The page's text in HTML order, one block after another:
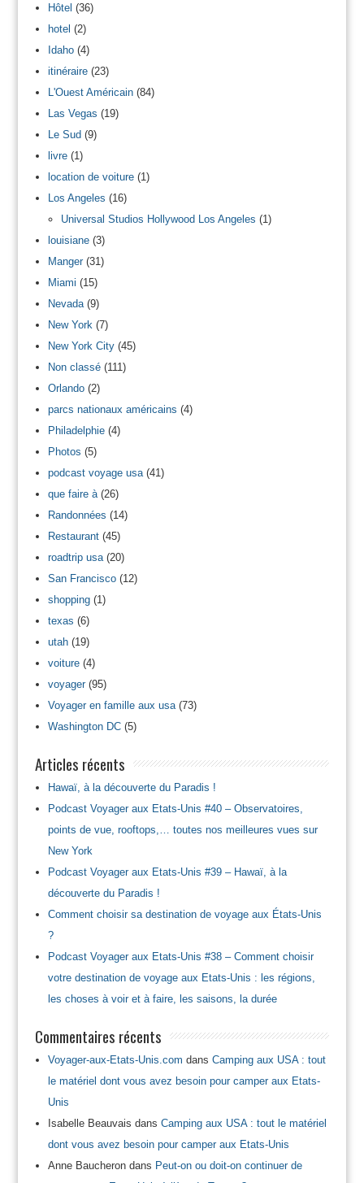
Hôtel (36)
hotel (2)
Idaho(4)
itinéraire(23)
L'Ouest Américain(84)
Las Vegas (19)
Le Sud(9)
livre(1)
location de voiture(1)
Los Angeles (16)
Universal Studios Hollywood Los Angeles (1)
louisiane(3)
Manger(31)
Miami (15)
Nevada(9)
New York (7)
New York City(45)
Non classé(111)
Orlando(2)
parcs nationaux américains (4)
Philadelphie(4)
Photos (5)
podcast voyage usa(41)
que faire à(26)
Randonnées (14)
Restaurant(45)
roadtrip usa(20)
San Francisco(12)
shopping(1)
texas (6)
utah(19)
voiture(4)
voyager(95)
Voyager en famille aux usa(73)
Washington DC(5)
Articles récents
Hawaï, à la découverte du Paradis !
Podcast Voyager aux Etats-Unis #40 – Observatoires,
points de vue, rooftops,… toutes nos meilleures vues sur
New York
Podcast Voyager aux Etats-Unis #39 – Hawaï, à la
découverte du Paradis !
Comment choisir sa destination de voyage aux États-Unis
?
Podcast Voyager aux Etats-Unis #38 – Comment choisir
votre destination de voyage aux Etats-Unis : les régions,
les choses à voir et à faire, les saisons, la durée
Commentaires récents
Voyager-aux-Etats-Unis.com dans Camping aux USA : tout
le matériel dont vous avez besoin pour camper aux Etats-
Unis
Isabelle Beauvais dans Camping aux USA : tout le matériel
dont vous avez besoin pour camper aux Etats-Unis
Anne Baucherondans Peut-on ou doit-on continuer de